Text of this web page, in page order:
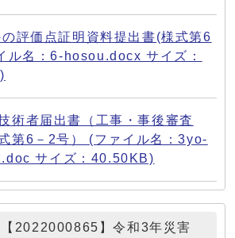
評価点証明資料提出書(様式第6
ル名：6-hosou.docx サイズ：
術者届出書（工事・事後審査
第6－2号） (ファイル名：3yo-
サイズ：40.50KB)
2022000865】令和3年災害